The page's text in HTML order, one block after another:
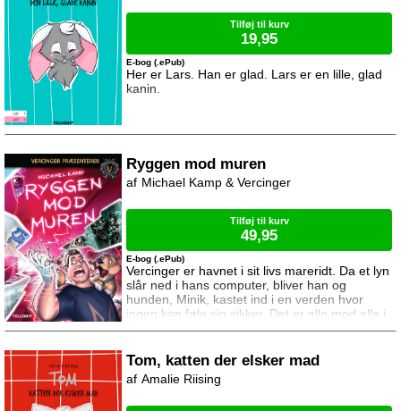
Her er Lars. Han er glad. Lars er en lille, glad
kanin.
E-bog (.ePub)
Tilføj til kurv
19,95
Ryggen mod muren
Vercinger er havnet i sit livs mareridt. Da et lyn
slår ned i hans computer, bliver han og
hunden, Minik, kastet ind i en verden hvor
ingen kan føle sig sikker. Det er alle mod alle i
kampen om at få et win. Bliver du elimineret,
automatvåben, vilde eksplosioner og savlende
zombier. Kun én spiller vinder. Vil det lykkes
Vercinger og Minik at nedkæmpe
E-bog (.ePub)
Michael Kamp & Vercinger
Tilføj til kurv
49,95
Tom, katten der elsker mad
Amalie Riising